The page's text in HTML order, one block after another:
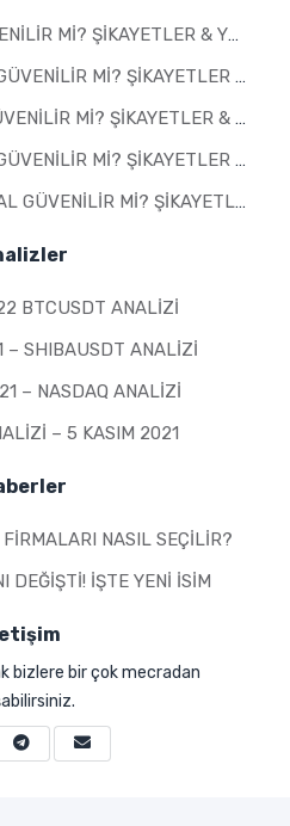
ŞIKAYETLER & YORUMLAR 2026
MI? ŞIKAYETLER & YORUMLAR 2026
MI? ŞIKAYETLER & YORUMLAR 2026
MI? ŞIKAYETLER & YORUMLAR 2026
MI? ŞIKAYETLER & YORUMLAR 2026
BTCUSDT ANALIZI
– SHIBAUSDT ANALIZI
– NASDAQ ANALIZI
– 5 KASIM 2021
NASIL SEÇILIR?
DEĞIŞTI! İŞTE YENI İSIM
bizlere bir çok mecradan